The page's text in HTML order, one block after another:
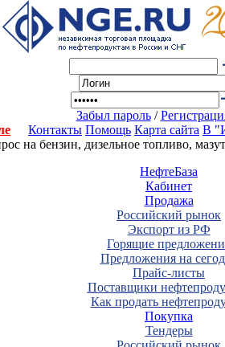
Забыл пароль/
Контакты Помощь Карта сайта В
на бензин, дизельное топливо,
НефтеБаза
Кабинет
Продажа
Российский рынок
Экспорт из РФ
Горящие
Предложения на
Прайс-листы
Поставщики
Как продать
Покупка
Тендеры